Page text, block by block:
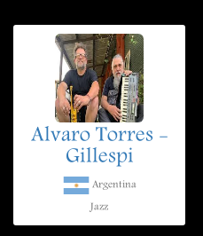
Alvaro Torres -
Gillespi
Argentina
Jazz